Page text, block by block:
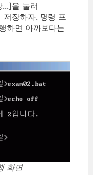
을 눌러
장하자. 명령 프
하면 아까보다는
화면